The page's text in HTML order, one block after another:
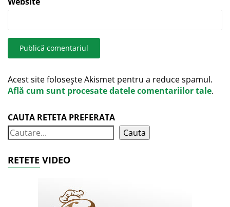
Acest site folosește Akismet pentru a reduce spamul.
Află cum sunt procesate datele comentariilor tale.
CAUTA RETETA PREFERATA
Cauta
RETETE VIDEO